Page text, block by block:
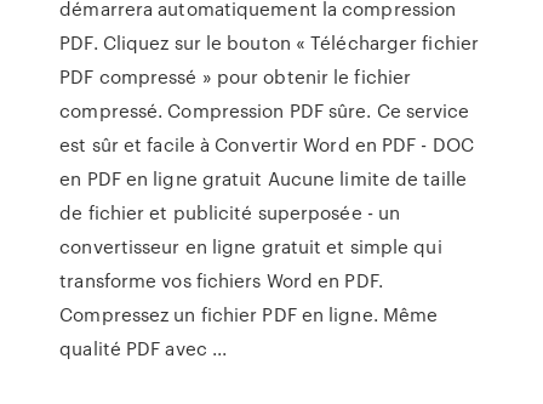
démarrera automatiquement la compression
PDF. Cliquez sur le bouton « Télécharger fichier
PDF compressé » pour obtenir le fichier
compressé. Compression PDF sûre. Ce service
est sûr et facile à Convertir Word en PDF - DOC
en PDF en ligne gratuit Aucune limite de taille
de fichier et publicité superposée - un
convertisseur en ligne gratuit et simple qui
transforme vos fichiers Word en PDF.
Compressez un fichier PDF en ligne. Même
qualité PDF avec ...